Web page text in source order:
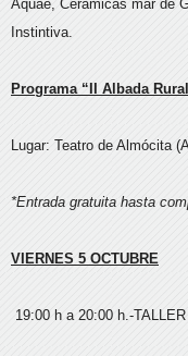
Aquae, Cerámicas mar de
Instintiva.
Programa “II Albada
Lugar: Teatro de Almócita
*Entrada gratuita hasta
VIERNES 5 OCTUBRE
19:00 h a 20:00 h.-